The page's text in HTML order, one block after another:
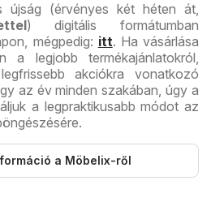
újság (érvényes két héten át,
) digitális formátumban
mégpedig: itt. Ha vásárlása
a legjobb termékajánlatokról,
akciókra vonatkozó
az év minden szakában, úgy a
a legpraktikusabb módot az
a Möbelix-ről